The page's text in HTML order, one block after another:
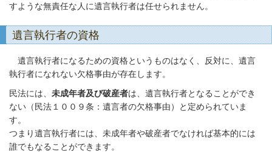
すような無責任な人に遺言執行者は任せられません。
遺言執行者の資格
遺言執行者になるための資格というものはなく、反対に、遺言
執行者になれない欠格事由が存在します。
民法には、 未成年者及び破産者は、遺言執行者となることができ
ない（民法１００９条：遺言者の欠格事由）と定められていま
す。
つまり遺言執行者には、未成年者や破産者でなければ基本的には
誰でもなることができます。